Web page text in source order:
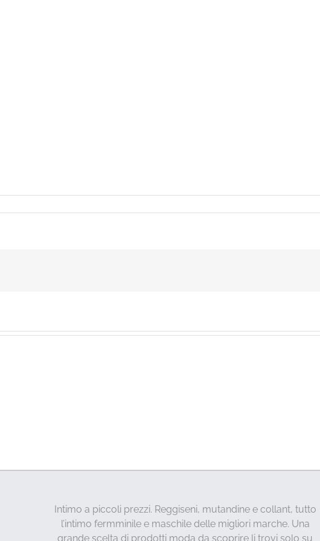
Intimo a piccoli prezzi. Reggiseni, mutandine e collant, tutto
l’intimo fermminile e maschile delle migliori marche. Una
grande scelta di prodotti moda da scoprire li trovi solo su